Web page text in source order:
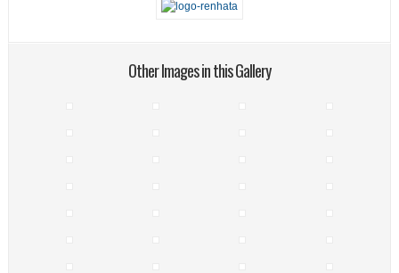
Other Images in this Gallery